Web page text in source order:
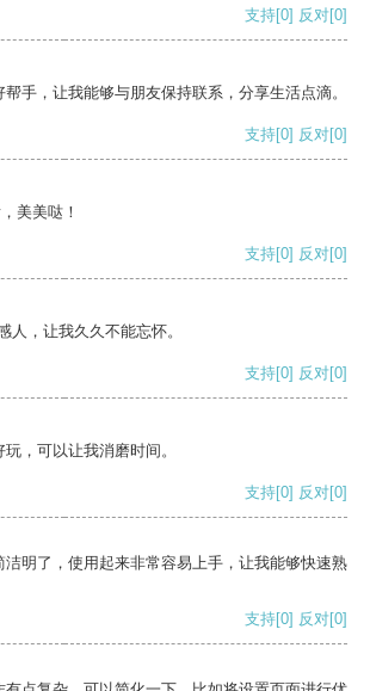
支持[0] 反对[0]
手，让我能够与朋友保持联系，分享生活点滴。
支持[0] 反对[0]
美美哒！
支持[0] 反对[0]
人，让我久久不能忘怀。
支持[0] 反对[0]
，可以让我消磨时间。
支持[0] 反对[0]
洁明了，使用起来非常容易上手，让我能够快速熟
支持[0] 反对[0]